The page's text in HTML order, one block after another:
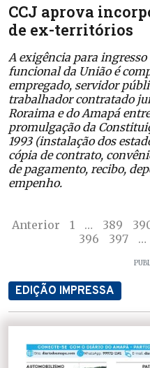
CCJ aprova
de ex-territórios
A exigência para ingresso
funcional da União é
empregado, servidor
trabalhador contratado
Roraima e do Amapá
promulgação da
1993 (instalação dos
cópia de contrato,
de pagamento, recibo,
empenho.
Anterior 1 … 389
396
397 …
EDIÇÃO IMPRESSA